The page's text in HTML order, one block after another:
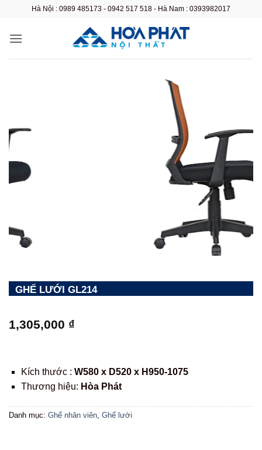
nội
Hà Nội : 0989 485173 - 0942 517 518 - Hà Nam : 0393982017
GHẾ LƯỚI GL214
1,305,000 ₫
Kích thước : W580 x D520 x H950-1075
Thương hiệu: Hòa Phát
Danh mục: Ghế nhân viên Ghế lưới